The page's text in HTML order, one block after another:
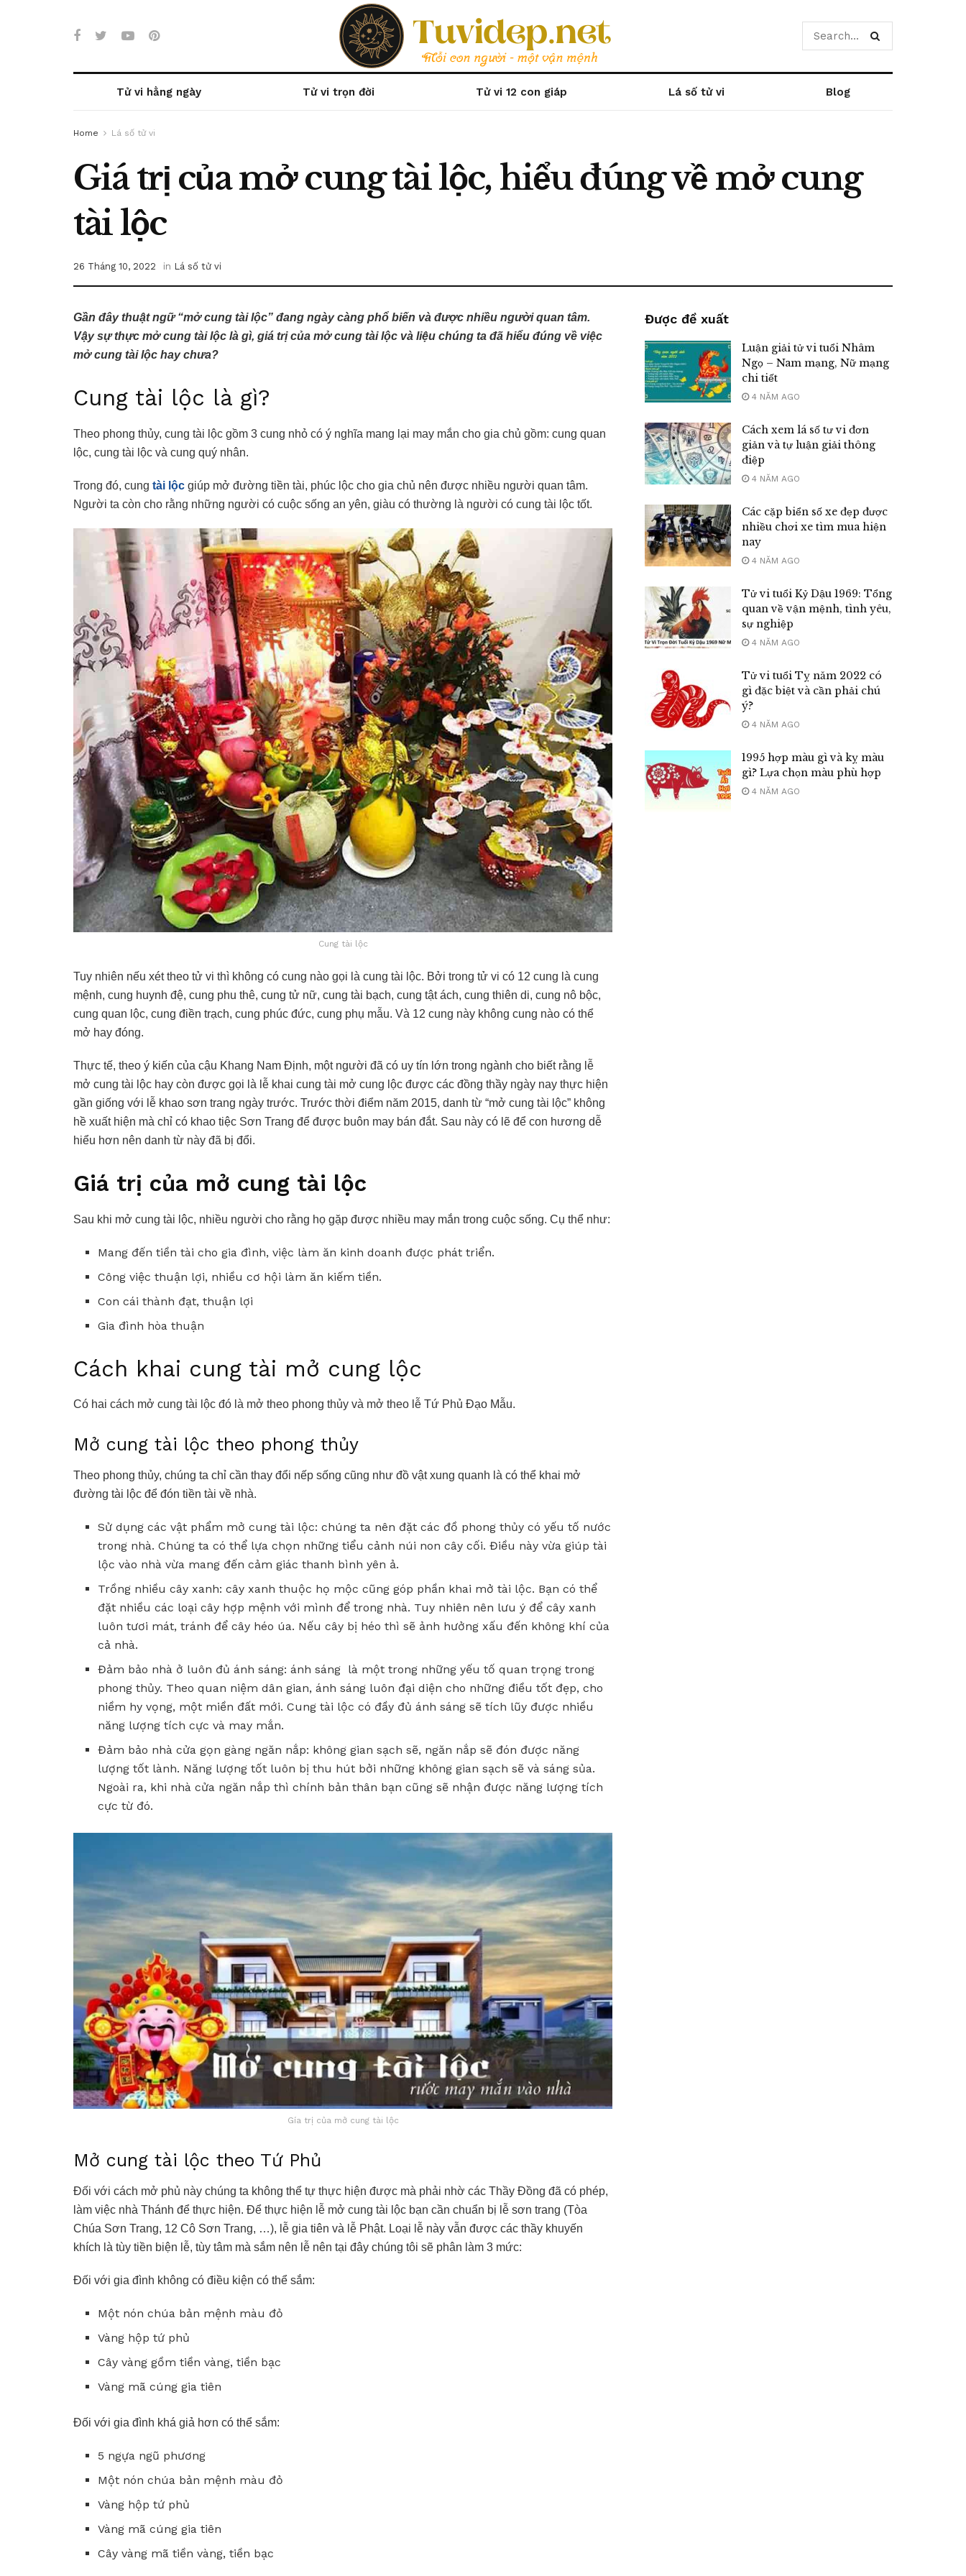
Tử vi hằng ngày Tử vi trọn đời Tử vi 12 con giáp Lá số tử vi Blog
Home Lá số tử vi
Giá trị của mở cung tài lộc, hiểu đúng về mở cung
tài lộc
26 Tháng 10, 2022 in Lá số tử vi
Gần đây thuật ngữ “mở cung tài lộc” đang ngày càng phổ biến và được nhiều người quan tâm.
Vậy sự thực mở cung tài lộc là gì, giá trị của mở cung tài lộc và liệu chúng ta đã hiểu đúng về việc
mở cung tài lộc hay chưa?
Cung tài lộc là gì?
Theo phong thủy, cung tài lộc gồm 3 cung nhỏ có ý nghĩa mang lại may mắn cho gia chủ gồm: cung quan
lộc, cung tài lộc và cung quý nhân.
Trong đó, cung tài lộc giúp mở đường tiền tài, phúc lộc cho gia chủ nên được nhiều người quan tâm.
Người ta còn cho rằng những người có cuộc sống an yên, giàu có thường là người có cung tài lộc tốt.
Cung tài lộc
Tuy nhiên nếu xét theo tử vi thì không có cung nào gọi là cung tài lộc. Bởi trong tử vi có 12 cung là cung
mệnh, cung huynh đệ, cung phu thê, cung tử nữ, cung tài bạch, cung tật ách, cung thiên di, cung nô bộc,
cung quan lộc, cung điền trạch, cung phúc đức, cung phụ mẫu. Và 12 cung này không cung nào có thể
mở hay đóng.
Thực tế, theo ý kiến của cậu Khang Nam Định, một người đã có uy tín lớn trong ngành cho biết rằng lễ
mở cung tài lộc hay còn được gọi là lễ khai cung tài mở cung lộc được các đồng thầy ngày nay thực hiện
gần giống với lễ khao sơn trang ngày trước. Trước thời điểm năm 2015, danh từ “mở cung tài lộc” không
hề xuất hiện mà chỉ có khao tiệc Sơn Trang để được buôn may bán đắt. Sau này có lẽ để con hương dễ
hiểu hơn nên danh từ này đã bị đổi.
Giá trị của mở cung tài lộc
Sau khi mở cung tài lộc, nhiều người cho rằng họ gặp được nhiều may mắn trong cuộc sống. Cụ thể như:
Mang đến tiền tài cho gia đình, việc làm ăn kinh doanh được phát triển.
Công việc thuận lợi, nhiều cơ hội làm ăn kiếm tiền.
Con cái thành đạt, thuận lợi
Gia đình hòa thuận
Cách khai cung tài mở cung lộc
Có hai cách mở cung tài lộc đó là mở theo phong thủy và mở theo lễ Tứ Phủ Đạo Mẫu.
Mở cung tài lộc theo phong thủy
Theo phong thủy, chúng ta chỉ cần thay đổi nếp sống cũng như đồ vật xung quanh là có thể khai mở
đường tài lộc để đón tiền tài về nhà.
Sử dụng các vật phẩm mở cung tài lộc: chúng ta nên đặt các đồ phong thủy có yếu tố nước
trong nhà. Chúng ta có thể lựa chọn những tiểu cảnh núi non cây cối. Điều này vừa giúp tài
lộc vào nhà vừa mang đến cảm giác thanh bình yên ả.
Trồng nhiều cây xanh: cây xanh thuộc họ mộc cũng góp phần khai mở tài lộc. Bạn có thể
đặt nhiều các loại cây hợp mệnh với mình để trong nhà. Tuy nhiên nên lưu ý để cây xanh
luôn tươi mát, tránh để cây héo úa. Nếu cây bị héo thì sẽ ảnh hưởng xấu đến không khí của
cả nhà.
Đảm bảo nhà ở luôn đủ ánh sáng: ánh sáng là một trong những yếu tố quan trọng trong
phong thủy. Theo quan niệm dân gian, ánh sáng luôn đại diện cho những điều tốt đẹp, cho
niềm hy vọng, một miền đất mới. Cung tài lộc có đầy đủ ánh sáng sẽ tích lũy được nhiều
năng lượng tích cực và may mắn.
Đảm bảo nhà cửa gọn gàng ngăn nắp: không gian sạch sẽ, ngăn nắp sẽ đón được năng
lượng tốt lành. Năng lượng tốt luôn bị thu hút bởi những không gian sạch sẽ và sáng sủa.
Ngoài ra, khi nhà cửa ngăn nắp thì chính bản thân bạn cũng sẽ nhận được năng lượng tích
cực từ đó.
Gía trị của mở cung tài lộc
Mở cung tài lộc theo Tứ Phủ
Đối với cách mở phủ này chúng ta không thể tự thực hiện được mà phải nhờ các Thầy Đồng đã có phép,
làm việc nhà Thánh để thực hiện. Để thực hiện lễ mở cung tài lộc bạn cần chuẩn bị lễ sơn trang (Tòa
Chúa Sơn Trang, 12 Cô Sơn Trang, …), lễ gia tiên và lễ Phật. Loại lễ này vẫn được các thầy khuyến
khích là tùy tiền biện lễ, tùy tâm mà sắm nên lễ nên tại đây chúng tôi sẽ phân làm 3 mức:
Đối với gia đình không có điều kiện có thể sắm:
Một nón chúa bản mệnh màu đỏ
Vàng hộp tứ phủ
Cây vàng gồm tiền vàng, tiền bạc
Vàng mã cúng gia tiên
Đối với gia đình khá giả hơn có thể sắm:
5 ngựa ngũ phương
Một nón chúa bản mệnh màu đỏ
Vàng hộp tứ phủ
Vàng mã cúng gia tiên
Cây vàng mã tiền vàng, tiền bạc
Được đề xuất
Luận giải tử vi tuổi Nhâm
Ngọ – Nam mạng, Nữ mạng
chi tiết
4 NĂM AGO
Cách xem lá số tư vi đơn
giản và tự luận giải thông
điệp
4 NĂM AGO
Các cặp biển số xe đẹp được
nhiều chơi xe tìm mua hiện
nay
4 NĂM AGO
Tử vi tuổi Kỷ Dậu 1969: Tổng
quan về vận mệnh, tình yêu,
sự nghiệp
4 NĂM AGO
Tử vi tuổi Tỵ năm 2022 có
gì đặc biệt và cần phải chú
ý?
4 NĂM AGO
1995 hợp màu gì và kỵ màu
gì? Lựa chọn màu phù hợp
4 NĂM AGO